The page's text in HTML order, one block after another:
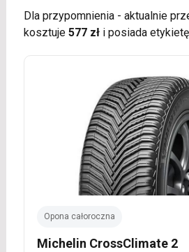
Dla przypomnienia - aktualnie
kosztuje 577 złi posiada etykietę
Opona całoroczna
Michelin CrossClimate 2